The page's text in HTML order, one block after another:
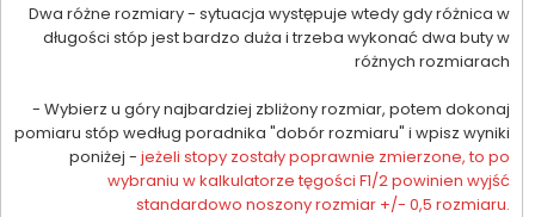
Dwa różne rozmiary - sytuacja występuje wtedy gdy różnica w
długości stóp jest bardzo duża i trzeba wykonać dwa buty w
różnych rozmiarach
- Wybierz u góry najbardziej zbliżony rozmiar, potem dokonaj
pomiaru stóp według poradnika "dobór rozmiaru" i wpisz wyniki
poniżej - jeżeli stopy zostały poprawnie zmierzone, to po
wybraniu w kalkulatorze tęgości F1/2 powinien wyjść
standardowo noszony rozmiar +/- 0,5 rozmiaru.